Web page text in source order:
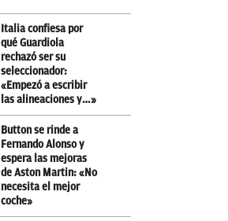
Italia confiesa por
qué Guardiola
rechazó ser su
seleccionador:
«Empezó a escribir
las alineaciones y…»
Button se rinde a
Fernando Alonso y
espera las mejoras
de Aston Martin: «No
necesita el mejor
coche»